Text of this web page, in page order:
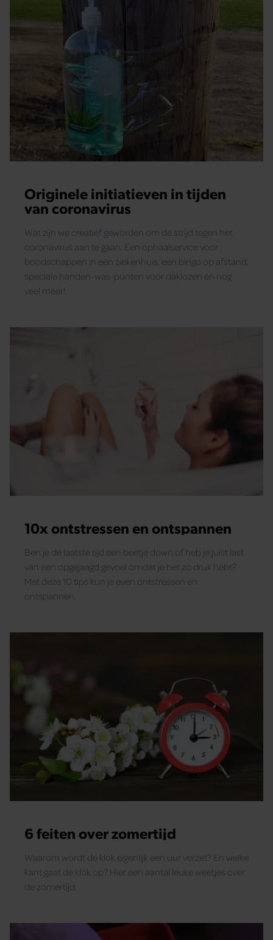
Originele initiatieven in tijden
van coronavirus
Wat zijn we creatief geworden om de strijd tegen het
coronavirus aan te gaan. Een ophaalservice voor
boodschappen in een ziekenhuis, een bingo op afstand,
speciale handen-was-punten voor daklozen en nog
veel meer!
10x ontstressen en ontspannen
Ben je de laatste tijd een beetje down of heb je juist last
van een opgejaagd gevoel omdat je het zo druk hebt?
Met deze 10 tips kun je even ontstressen en
ontspannen.
6 feiten over zomertijd
Waarom wordt de klok eigenlijk een uur verzet? En welke
kant gaat de klok op? Hier een aantal leuke weetjes over
de zomertijd.